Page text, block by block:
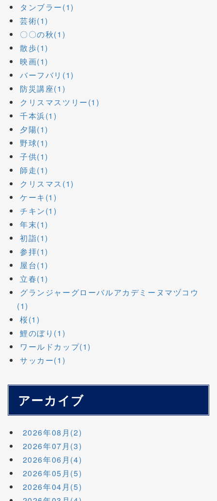
タンブラー(1)
芸術(1)
〇〇の秋(1)
散歩(1)
映画(1)
バーフバリ(1)
防災講座(1)
クリスマスツリー(1)
千本浜(1)
夕陽(1)
野球(1)
子供(1)
師走(1)
クリスマス(1)
ケーキ(1)
チキン(1)
年末(1)
初詣(1)
参拝(1)
屋台(1)
立春(1)
グランジャーグローバルアカデミーヌマヅコウ
(1)
桜(1)
鯉のぼり(1)
ワールドカップ(1)
サッカー(1)
アーカイブ
2026年08月(2)
2026年07月(3)
2026年06月(4)
2026年05月(5)
2026年04月(5)